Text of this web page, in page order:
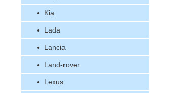
Kia
Lada
Lancia
Land-rover
Lexus